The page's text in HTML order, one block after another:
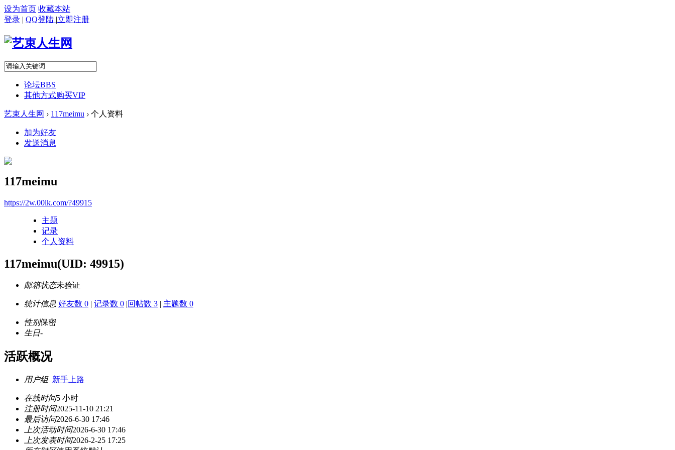
设为首页 收藏本站
登录 | QQ登陆 |立即注册
论坛BBS
其他方式购买VIP
艺束人生网 › 117meimu › 个人资料
加为好友
发送消息
117meimu
https://2w.00lk.com/?49915
主题
记录
个人资料
117meimu(UID: 49915)
邮箱状态未验证
统计信息 好友数 0 | 记录数 0 |回帖数 3 | 主题数 0
性别保密
生日-
活跃概况
用户组 新手上路
在线时间5 小时
注册时间2025-11-10 21:21
最后访问2026-6-30 17:46
上次活动时间2026-6-30 17:46
上次发表时间2026-2-25 17:25